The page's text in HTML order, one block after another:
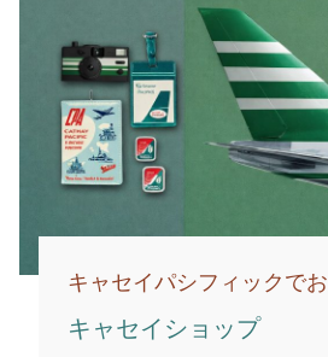
キャセイパシフィックで
キャセイショップ